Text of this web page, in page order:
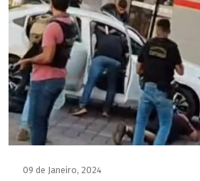
09 de Janeiro, 2024